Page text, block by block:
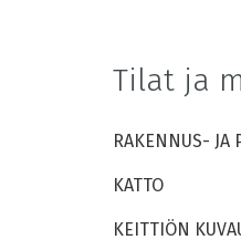
Tilat ja
RAKENNUS- JA
KATTO
KEITTIÖN